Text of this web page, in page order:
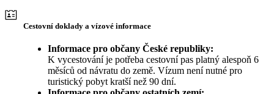
Cestovní doklady a vízové informace
Informace pro občany České republiky:
K vycestování je potřeba cestovní pas platný alespoň 6
měsíců od návratu do země. Vízum není nutné pro
turistický pobyt kratší než 90 dní.